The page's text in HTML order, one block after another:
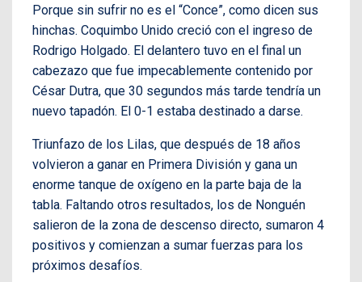
Porque sin sufrir no es el “Conce”, como dicen sus
hinchas. Coquimbo Unido creció con el ingreso de
Rodrigo Holgado. El delantero tuvo en el final un
cabezazo que fue impecablemente contenido por
César Dutra, que 30 segundos más tarde tendría un
nuevo tapadón. El 0-1 estaba destinado a darse.
Triunfazo de los Lilas, que después de 18 años
volvieron a ganar en Primera División y gana un
enorme tanque de oxígeno en la parte baja de la
tabla. Faltando otros resultados, los de Nonguén
salieron de la zona de descenso directo, sumaron 4
positivos y comienzan a sumar fuerzas para los
próximos desafíos.